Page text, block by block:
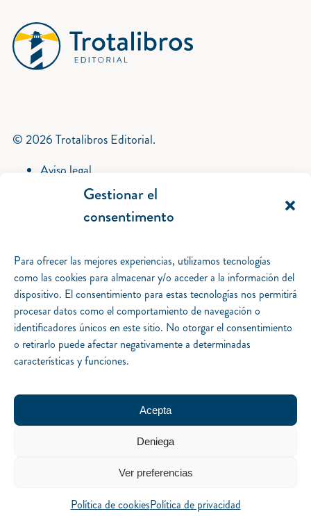
Gestionar el
consentimento
Para ofrecer las mejores experiencias, utilizamos tecnologías
como las cookies para almacenar y/o acceder a la información del
dispositivo. El consentimiento para estas tecnologías nos permitirá
procesar datos como el comportamiento de navegación o
identificadores únicos en este sitio. No otorgar el consentimiento
o retirarlo puede afectar negativamente a determinadas
características y funciones.
Acepta
Deniega
Ver preferencias
Política de cookiesPolítica de privacidad
© 2026 Trotalibros Editorial.
Aviso legal
Política de privacidad
Catálogo
Piteas
Colom
Magallanes
Packs
Especiales
Notas del editor
Agenda
Preguntas frecuentes
Contacto